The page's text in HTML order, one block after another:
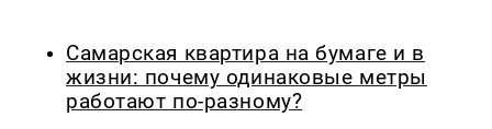
Самарская квартира на бумаге и в
жизни: почему одинаковые метры
работают по-разному?